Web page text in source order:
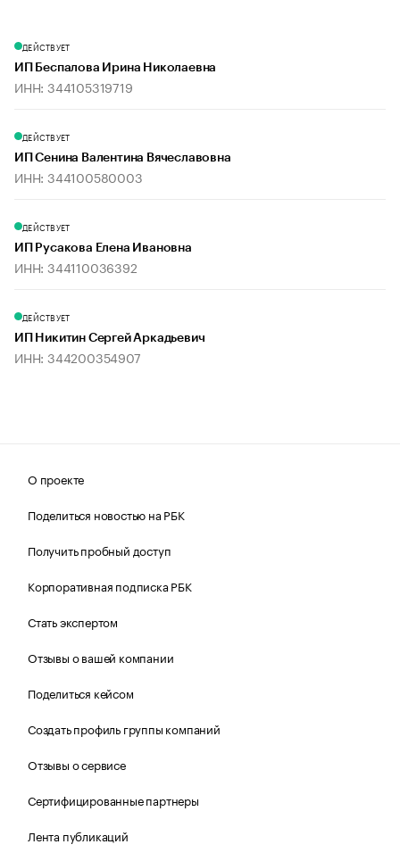
ДЕЙСТВУЕТ
ИП Беспалова Ирина Николаевна
ИНН: 344105319719
ДЕЙСТВУЕТ
ИП Сенина Валентина Вячеславовна
ИНН: 344100580003
ДЕЙСТВУЕТ
ИП Русакова Елена Ивановна
ИНН: 344110036392
ДЕЙСТВУЕТ
ИП Никитин Сергей Аркадьевич
ИНН: 344200354907
О проекте
Поделиться новостью на РБК
Получить пробный доступ
Корпоративная подписка РБК
Стать экспертом
Отзывы о вашей компании
Поделиться кейсом
Создать профиль группы компаний
Отзывы о сервисе
Сертифицированные партнеры
Лента публикаций